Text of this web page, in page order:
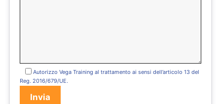
Autorizzo Vega Training al trattamento ai sensi dell’articolo 13 del
Reg. 2016/679/UE.